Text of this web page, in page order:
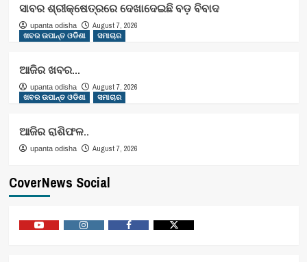
ସାବର ଶ୍ରୀକ୍ଷେତ୍ରରେ ଦେଖାଦେଇଛି ବଡ଼ ବିବାଦ
upanta odisha
August 7, 2026
ଖବର ଉପାନ୍ତ ଓଡିଶା
ସମାଚାର
ଆଜିର ଖବର…
upanta odisha
August 7, 2026
ଖବର ଉପାନ୍ତ ଓଡିଶା
ସମାଚାର
ଆଜିର ରାଶିଫଳ..
upanta odisha August 7, 2026
CoverNews Social